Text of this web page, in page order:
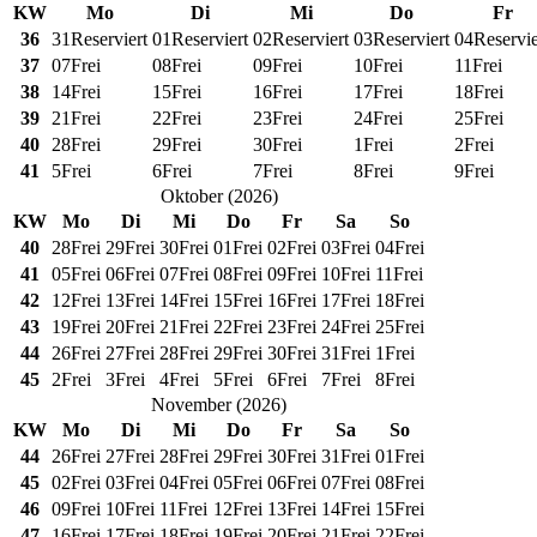
KW Mo Di Mi Do
Fr
36 31Reserviert 01Reserviert 02Reserviert 03Reserviert 04
37 07Frei 08Frei 09Frei 10Frei 11Frei
38
14Frei 15Frei 16Frei 17Frei 18Frei
39 21Frei 22Frei 23Frei 24Frei 25Frei
40 28Frei 29Frei 30Frei 1Frei 2Frei
41
5Frei 6Frei 7Frei 8Frei 9Frei
Oktober(2026)
KW
Mo Di Mi Do Fr Sa
So
40 28Frei 29Frei 30Frei 01Frei 02Frei 03Frei 04Frei
41 05Frei 06Frei 07Frei 08Frei 09Frei 10Frei 11Frei
42
12Frei 13Frei 14Frei 15Frei 16Frei 17Frei 18Frei
43
19Frei 20Frei 21Frei 22Frei 23Frei 24Frei 25Frei
44 26Frei 27Frei 28Frei 29Frei 30Frei 31Frei 1Frei
45 2Frei 3Frei 4Frei 5Frei 6Frei 7Frei 8Frei
November(2026)
KW
Mo Di Mi Do Fr Sa
So
44 26Frei 27Frei 28Frei 29Frei 30Frei 31Frei 01Frei
45 02Frei 03Frei 04Frei 05Frei 06Frei 07Frei 08Frei
46 09Frei 10Frei 11Frei 12Frei 13Frei 14Frei 15Frei